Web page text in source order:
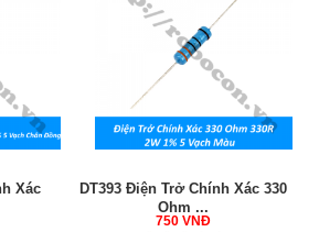
Xác
DT393 Điện Trở Chính Xác 330
Ohm ...
750 VNĐ